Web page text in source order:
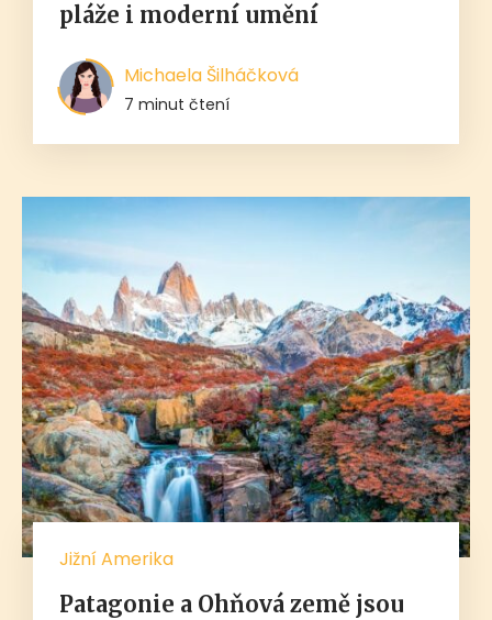
pláže i moderní umění
Michaela Šilháčková
7 minut čtení
Jižní Amerika
Patagonie a Ohňová země jsou